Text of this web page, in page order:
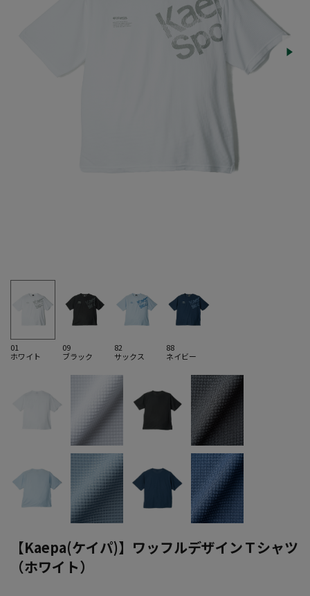
01
ホワイト
09
ブラック
82
サックス
88
ネイビー
【Kaepa(ケイパ)】ワッフルデザインＴシャツ
（ホワイト）